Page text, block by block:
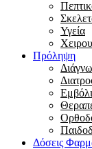
Υγεία
Πρόληψη
Δόσεις